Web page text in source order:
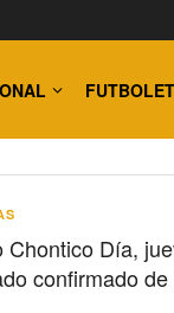
Chontico Día,
confirmado